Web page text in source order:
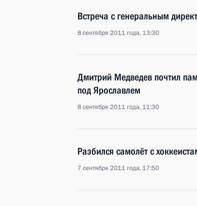
Встреча с генеральным
8 сентября 2011 года, 13:30
Дмитрий Медведев почтил
под Ярославлем
8 сентября 2011 года, 11:30
Разбился самолёт с
7 сентября 2011 года, 17:50